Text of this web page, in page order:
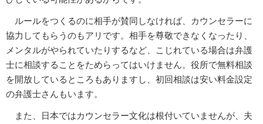
ルールをつくるのに相手が賛同しなければ、カウンセラーに
協力してもらうのもアリです。相手を尊敬できなくなったり、
メンタルがやられていたりするなど、こじれている場合は弁護
士に相談することをためらってはいけません。役所で無料相談
を開放しているところもありますし、初回相談は安い料金設定
の弁護士さんもいます。
また、日本ではカウンセラー文化は根付いていませんが、夫